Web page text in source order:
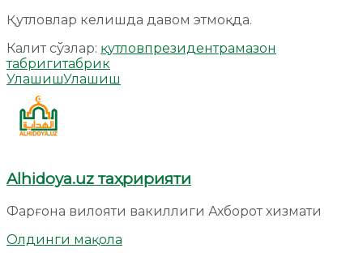
Қутловлар келишда давом этмоқда.
Калит сўзлар: қутловпрезидентрамазон
табригитабрик
УлашишУлашиш
Alhidoya.uz таҳририяти
Фарғона вилояти вакиллиги Ахборот хизмати
Олдинги мақола